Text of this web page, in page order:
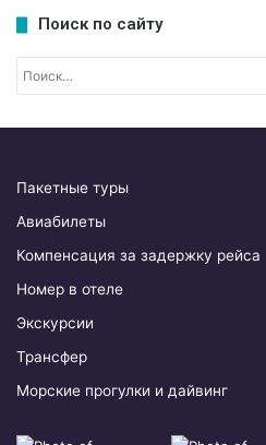
Поиск по сайту
Пакетные туры
Авиабилеты
Компенсация за задержку рейса
Номер в отеле
Экскурсии
Трансфер
Морские прогулки и дайвинг